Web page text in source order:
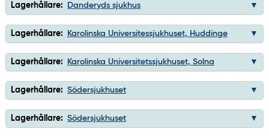
Lagerhållare: Danderyds sjukhus
Lagerhållare: Karolinska Universitessjukhuset, Huddinge
Lagerhållare: Karolinska Universitetssjukhuset, Solna
Lagerhållare: Södersjukhuset
Lagerhållare: Södersjukhuset